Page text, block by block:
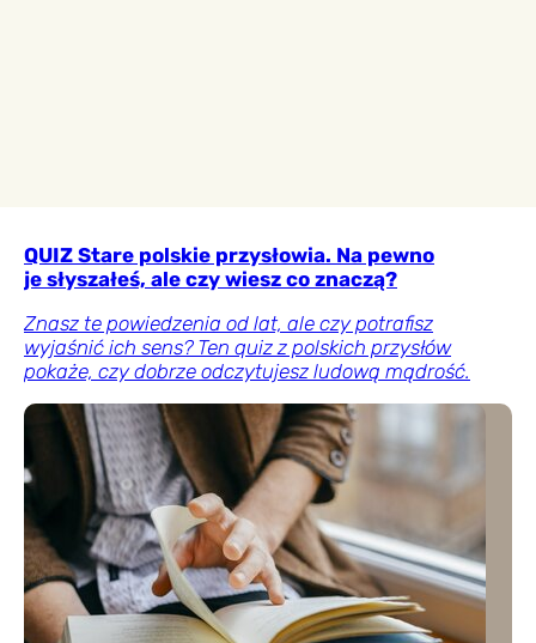
QUIZ Stare polskie przysłowia. Na pewno
je słyszałeś, ale czy wiesz co znaczą?
Znasz te powiedzenia od lat, ale czy potrafisz
wyjaśnić ich sens? Ten quiz z polskich przysłów
pokaże, czy dobrze odczytujesz ludową mądrość.